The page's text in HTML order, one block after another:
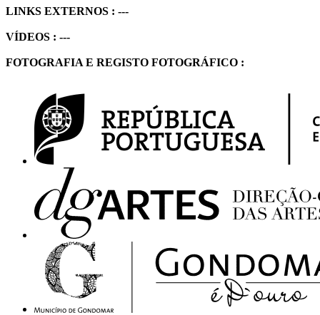
LINKS EXTERNOS : ---
VÍDEOS : ---
FOTOGRAFIA E REGISTO FOTOGRÁFICO :